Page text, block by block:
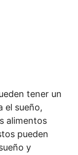
tener un
el sueño,
alimentos
pueden
y